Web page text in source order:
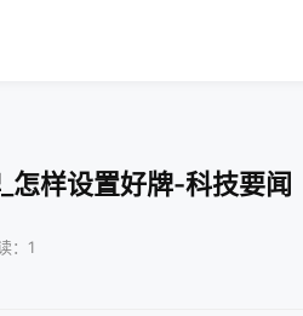
怎样设置好牌-科技要闻
：1